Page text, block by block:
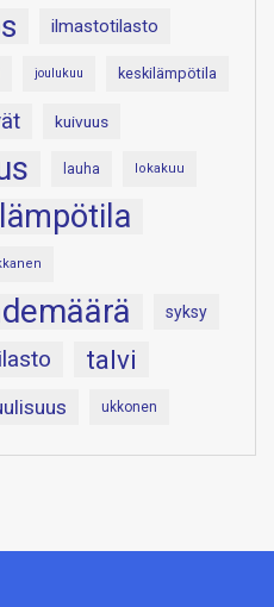
ilmastotilasto
joulukuu keskilämpötila
kuivuus
lauha lokakuu
lämpötila
syksy
talvi
ukkonen